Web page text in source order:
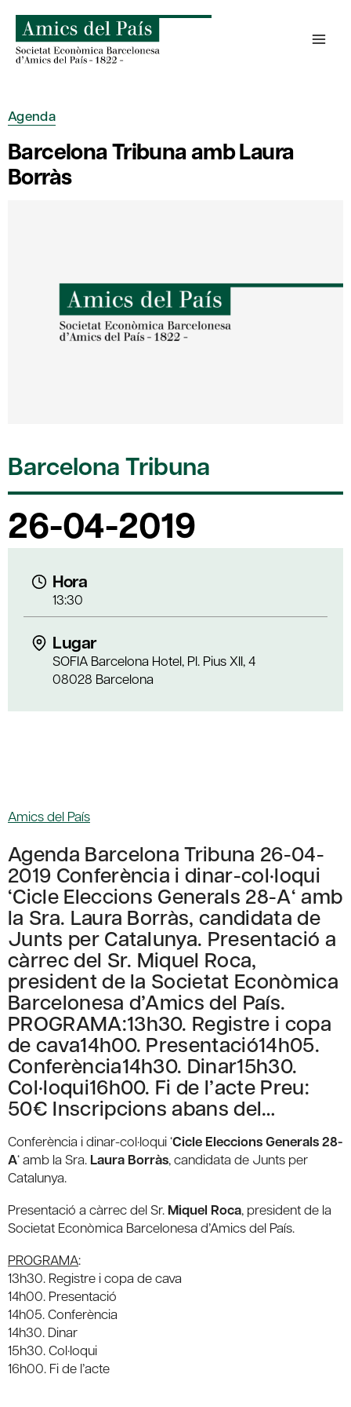
content
Agenda
Barcelona Tribuna amb Laura
Borràs
Barcelona Tribuna
26-04-2019
Hora
13:30
Lugar
SOFIA Barcelona Hotel, Pl. Pius XII, 4
08028 Barcelona
Amics del País
Agenda Barcelona Tribuna 26-04-
2019 Conferència i dinar-col·loqui
‘Cicle Eleccions Generals 28-A‘ amb
la Sra. Laura Borràs, candidata de
Junts per Catalunya. Presentació a
càrrec del Sr. Miquel Roca,
president de la Societat Econòmica
Barcelonesa d’Amics del País.
PROGRAMA:13h30. Registre i copa
de cava14h00. Presentació14h05.
Conferència14h30. Dinar15h30.
Col·loqui16h00. Fi de l’acte Preu:
50€ Inscripcions abans del…
Conferència i dinar-col·loqui ‘Cicle Eleccions Generals 28-
A‘ amb la Sra. Laura Borràs, candidata de Junts per
Catalunya.
Presentació a càrrec del Sr. Miquel Roca, president de la
Societat Econòmica Barcelonesa d’Amics del País.
PROGRAMA:
13h30. Registre i copa de cava
14h00. Presentació
14h05. Conferència
14h30. Dinar
15h30. Col·loqui
16h00. Fi de l’acte